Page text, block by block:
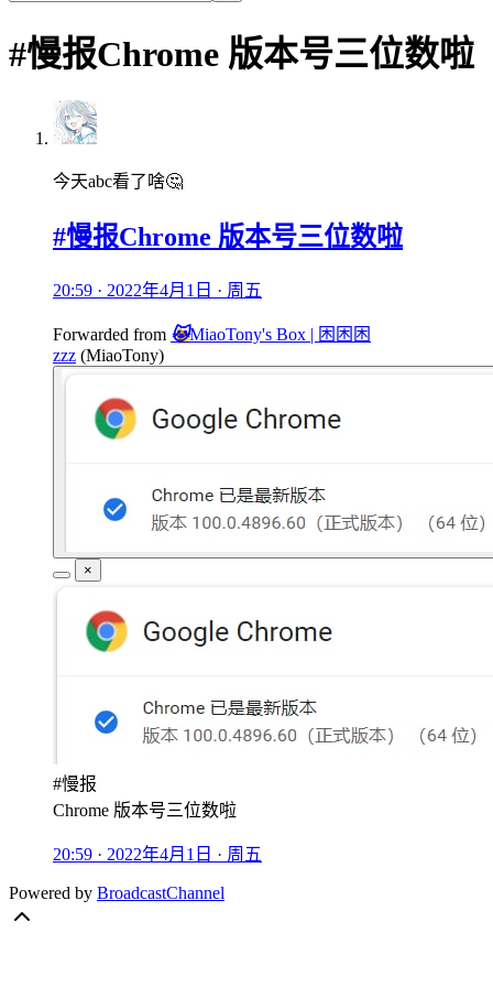
#慢报Chrome 版本号三位数啦
今天abc看了啥🤔
#慢报Chrome 版本号三位数啦
20:59 · 2022年4月1日 · 周五
Forwarded from 🐱MiaoTony's Box | 困困困
zzz (MiaoTony)
×
#慢报
Chrome 版本号三位数啦
20:59 · 2022年4月1日 · 周五
Powered by BroadcastChannel